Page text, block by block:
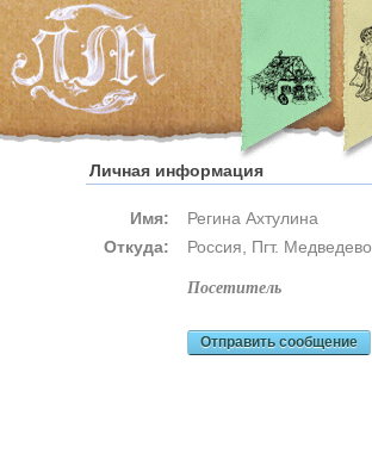
Личная информация
Имя:
Регина Ахтулина
Откуда:
Россия, Пгт. Медведево
посетитель
Отправить сообщение